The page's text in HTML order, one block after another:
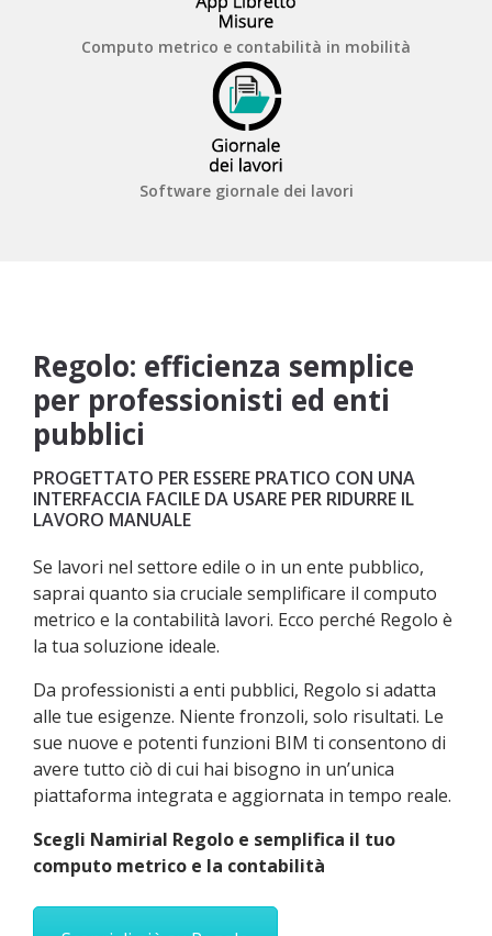
Computo metrico e contabilità in mobilità
Software giornale dei lavori
Regolo: efficienza semplice
per professionisti ed enti
pubblici
PROGETTATO PER ESSERE PRATICO CON UNA
INTERFACCIA FACILE DA USARE PER RIDURRE IL
LAVORO MANUALE
Se lavori nel settore edile o in un ente pubblico,
saprai quanto sia cruciale semplificare il computo
metrico e la contabilità lavori. Ecco perché Regolo è
la tua soluzione ideale.
Da professionisti a enti pubblici, Regolo si adatta
alle tue esigenze. Niente fronzoli, solo risultati. Le
sue nuove e potenti funzioni BIM ti consentono di
avere tutto ciò di cui hai bisogno in un’unica
piattaforma integrata e aggiornata in tempo reale.
Scegli Namirial Regolo e semplifica il tuo
computo metrico e la contabilità